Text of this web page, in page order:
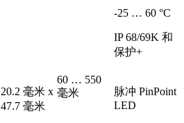
-25 … 60 °C
IP 68/69K 和
保护+
20.2 毫米 x
47.7 毫米
60 … 550
毫米
脉冲 PinPoint
LED